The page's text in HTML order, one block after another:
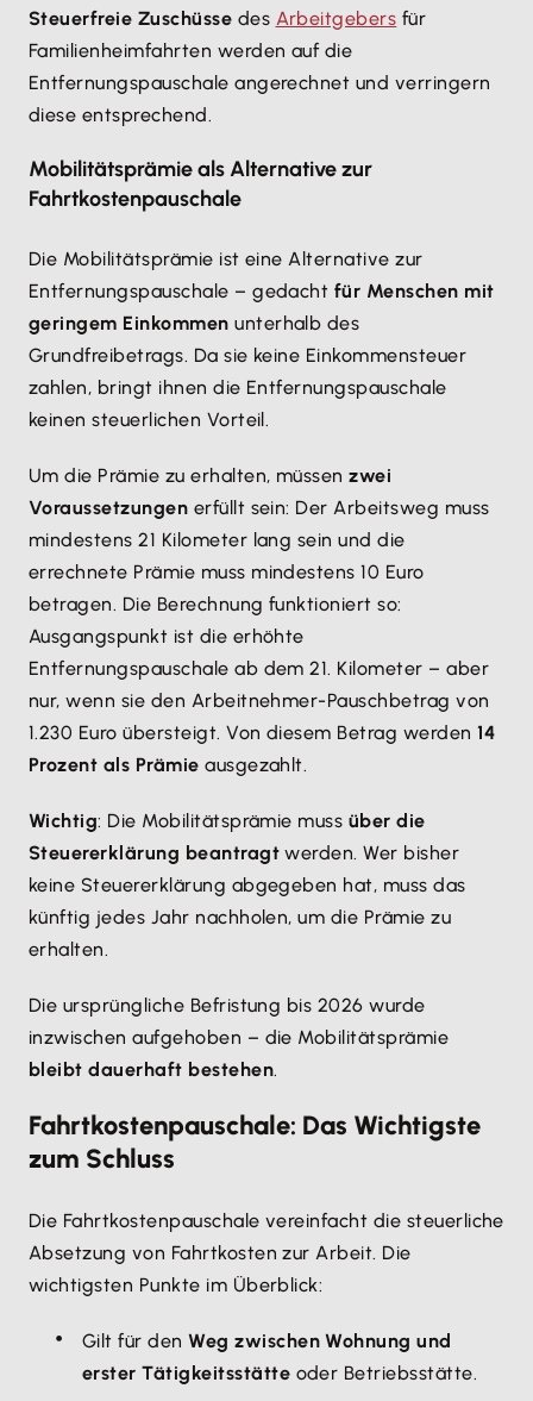
Steuerfreie Zuschüsse des Arbeitgebers für
Familienheimfahrten werden auf die
Entfernungspauschale angerechnet und verringern
diese entsprechend.
Mobilitätsprämie als Alternative zur
Fahrtkostenpauschale
Die Mobilitätsprämie ist eine Alternative zur
Entfernungspauschale – gedacht für Menschen mit
geringem Einkommen unterhalb des
Grundfreibetrags. Da sie keine Einkommensteuer
zahlen, bringt ihnen die Entfernungspauschale
keinen steuerlichen Vorteil.
Um die Prämie zu erhalten, müssenzwei
Voraussetzungen erfüllt sein: Der Arbeitsweg muss
mindestens 21 Kilometer lang sein und die
errechnete Prämie muss mindestens 10 Euro
betragen. Die Berechnung funktioniert so:
Ausgangspunkt ist die erhöhte
Entfernungspauschale ab dem 21. Kilometer – aber
nur, wenn sie den Arbeitnehmer-Pauschbetrag von
1.230 Euro übersteigt. Von diesem Betrag werden14
Prozent als Prämie ausgezahlt.
Wichtig: Die Mobilitätsprämie muss über die
Steuererklärung beantragt werden. Wer bisher
keine Steuererklärung abgegeben hat, muss das
künftig jedes Jahr nachholen, um die Prämie zu
erhalten.
Die ursprüngliche Befristung bis 2026 wurde
inzwischen aufgehoben – die Mobilitätsprämie
bleibt dauerhaft bestehen.
Fahrtkostenpauschale: Das Wichtigste
zum Schluss
Die Fahrtkostenpauschale vereinfacht die steuerliche
Absetzung von Fahrtkosten zur Arbeit. Die
wichtigsten Punkte im Überblick:
Gilt für denWeg zwischen Wohnung und
erster Tätigkeitsstätte oder Betriebsstätte.